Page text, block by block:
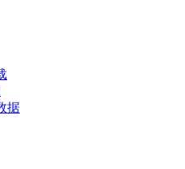
据